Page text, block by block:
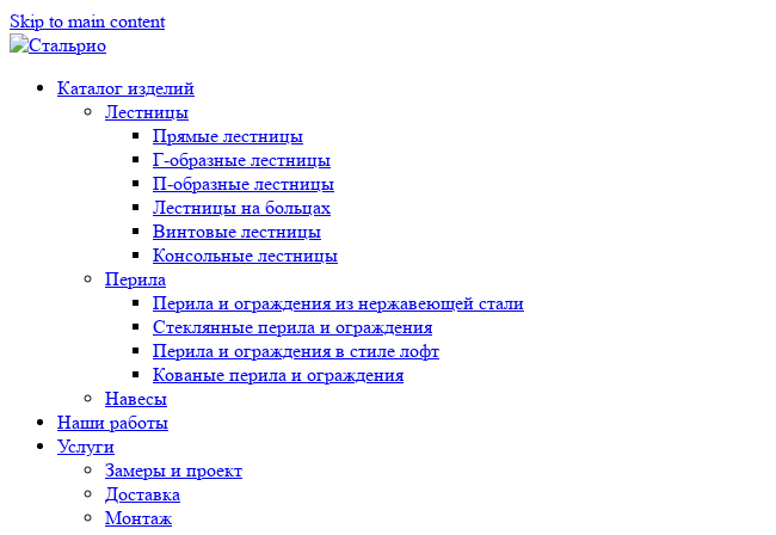
Skip to main content
Каталог изделий
Лестницы
Прямые лестницы
Г-образные лестницы
П-образные лестницы
Лестницы на больцах
Винтовые лестницы
Консольные лестницы
Перила
Перила и ограждения из нержавеющей стали
Стеклянные перила и ограждения
Перила и ограждения в стиле лофт
Кованые перила и ограждения
Навесы
Наши работы
Услуги
Замеры и проект
Доставка
Монтаж